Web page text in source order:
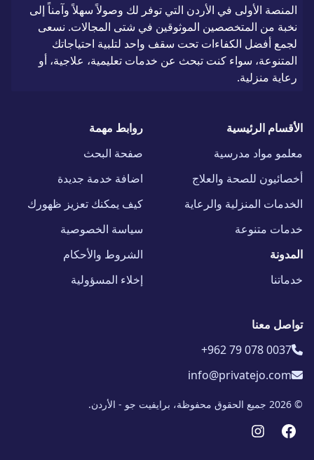
المنصة الأولى في الأردن التي توفر لك وصولاً سهلاً وآمناً إلى
نخبة من المتخصصين الموثوقين في شتى المجالات. نسعى
لجمع أفضل الكفاءات تحت سقف واحد لتلبية احتياجاتك
المتنوعة، سواء كنت تبحث عن خدمات تعليمية، علاجية، أو
رعاية منزلية.
الأقسام الرئيسية
معلمو مواد مدرسية
أخصائيون للصحة والعلاج
الخدمات المنزلية والرعاية
خدمات متنوعة
المدونة
خدماتنا
روابط مهمة
صفحة البحث
اضافة خدمة جديدة
كيف يمكنك تعزيز ظهورك
سياسة الخصوصية
الشروط والأحكام
إخلاء المسؤولية
تواصل معنا
+962 79 078 0037
info@privatejo.com
© 2026 جميع الحقوق محفوظة، برايفيت جو - الأردن.